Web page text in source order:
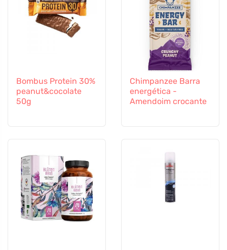
Bombus Protein 30%
peanut&cocolate
50g
Chimpanzee Barra
energética -
Amendoim crocante